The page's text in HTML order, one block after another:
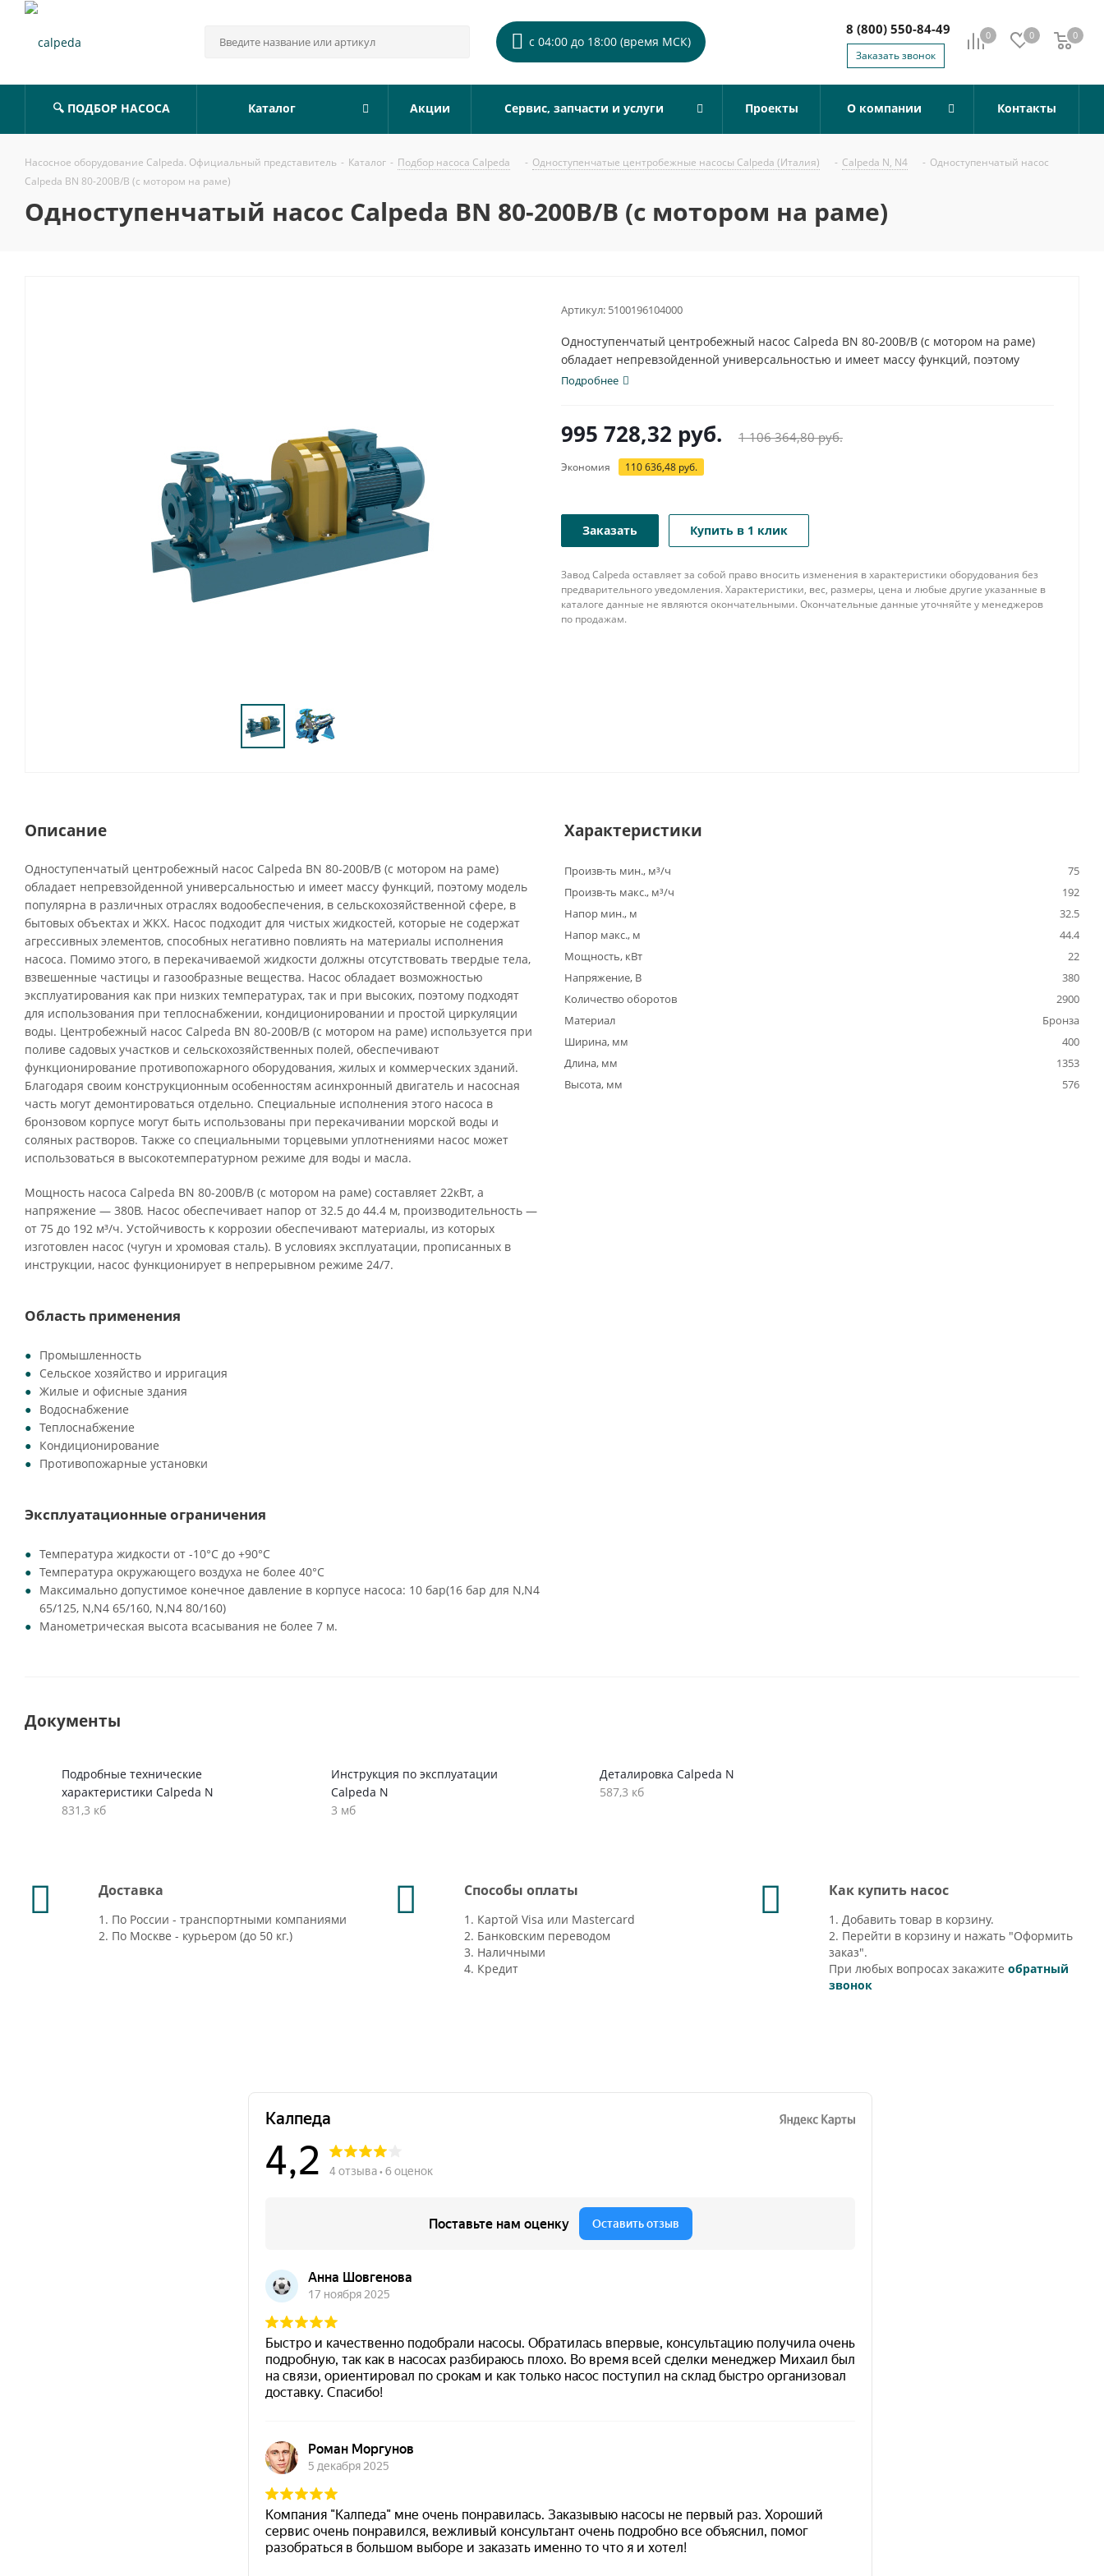
с 04:00 до 18:00 (время МСК) 0 0 0
0
8 (800) 550-84-49
Заказать звонок
🔍 ПОДБОР НАСОСА Каталог Акции Сервис, запчасти и услуги Проекты О компании Контакты
Насосное оборудование Calpeda. Официальный представитель - Каталог - Подбор насоса Calpeda - Одноступенчатые центробежные насосы Calpeda (Италия) - Calpeda N, N4 - Одноступенчатый насос
Calpeda BN 80-200B/B (с мотором на раме)
Одноступенчатый насос Calpeda BN 80-200B/B (с мотором на раме)
Артикул: 5100196104000
Одноступенчатый центробежный насос Calpeda BN 80-200B/B (с мотором на раме)
обладает непревзойденной универсальностью и имеет массу функций, поэтому
модель...
Подробнее
995 728,32 руб. 1 106 364,80руб.
Экономия 110 636,48 руб.
Заказать Купить в 1 клик
Завод Calpeda оставляет за собой право вносить изменения в характеристики оборудования без
предварительного уведомления. Характеристики, вес, размеры, цена и любые другие указанные в
каталоге данные не являются окончательными. Окончательные данные уточняйте у менеджеров
по продажам.
Описание
Одноступенчатый центробежный насос Calpeda BN 80-200B/B (с мотором на раме)
обладает непревзойденной универсальностью и имеет массу функций, поэтому модель
популярна в различных отраслях водообеспечения, в сельскохозяйственной сфере, в
бытовых объектах и ЖКХ. Насос подходит для чистых жидкостей, которые не содержат
агрессивных элементов, способных негативно повлиять на материалы исполнения
насоса. Помимо этого, в перекачиваемой жидкости должны отсутствовать твердые тела,
взвешенные частицы и газообразные вещества. Насос обладает возможностью
эксплуатирования как при низких температурах, так и при высоких, поэтому подходят
для использования при теплоснабжении, кондиционировании и простой циркуляции
воды. Центробежный насос Calpeda BN 80-200B/B (с мотором на раме) используется при
поливе садовых участков и сельскохозяйственных полей, обеспечивают
функционирование противопожарного оборудования, жилых и коммерческих зданий.
Благодаря своим конструкционным особенностям асинхронный двигатель и насосная
часть могут демонтироваться отдельно. Специальные исполнения этого насоса в
бронзовом корпусе могут быть использованы при перекачивании морской воды и
соляных растворов. Также со специальными торцевыми уплотнениями насос может
использоваться в высокотемпературном режиме для воды и масла.
Мощность насоса Calpeda BN 80-200B/B (с мотором на раме) составляет 22кВт, а
напряжение — 380В. Насос обеспечивает напор от 32.5 до 44.4 м, производительность —
от 75 до 192 м³/ч. Устойчивость к коррозии обеспечивают материалы, из которых
изготовлен насос (чугун и хромовая сталь). В условиях эксплуатации, прописанных в
инструкции, насос функционирует в непрерывном режиме 24/7.
Область применения
Промышленность
Сельское хозяйство и ирригация
Жилые и офисные здания
Водоснабжение
Теплоснабжение
Кондиционирование
Противопожарные установки
Эксплуатационные ограничения
Температура жидкости от -10°C до +90°C
Температура окружающего воздуха не более 40°C
Максимально допустимое конечное давление в корпусе насоса: 10 бар(16 бар для N,N4
65/125, N,N4 65/160, N,N4 80/160)
Манометрическая высота всасывания не более 7 м.
Характеристики
Произв-ть мин., м³/ч
75
Произв-ть макс., м³/ч
192
Напор мин., м
32.5
Напор макс., м
44.4
Мощность, кВт
22
Напряжение, В
380
Количество оборотов
2900
Материал
Бронза
Ширина, мм
400
Длина, мм
1353
Высота, мм
576
Документы
Подробные технические
характеристики Calpeda N
831,3 кб
Инструкция по эксплуатации
Calpeda N
3 мб
Деталировка Calpeda N
587,3 кб
Доставка
1. По России - транспортными компаниями
2. По Москве - курьером (до 50 кг.)
Способы оплаты
1. Картой Visa или Mastercard
2. Банковским переводом
3. Наличными
4. Кредит
Как купить насос
1. Добавить товар в корзину.
2. Перейти в корзину и нажать "Оформить
заказ".
При любых вопросах закажитеобратный
звонок